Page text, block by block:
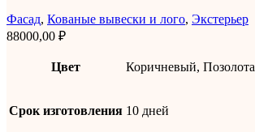
Фасад, Кованые вывески и лого, Экстерьер
88000,00 ₽
Цвет Коричневый, Позолота
Срок изготовления 10 дней